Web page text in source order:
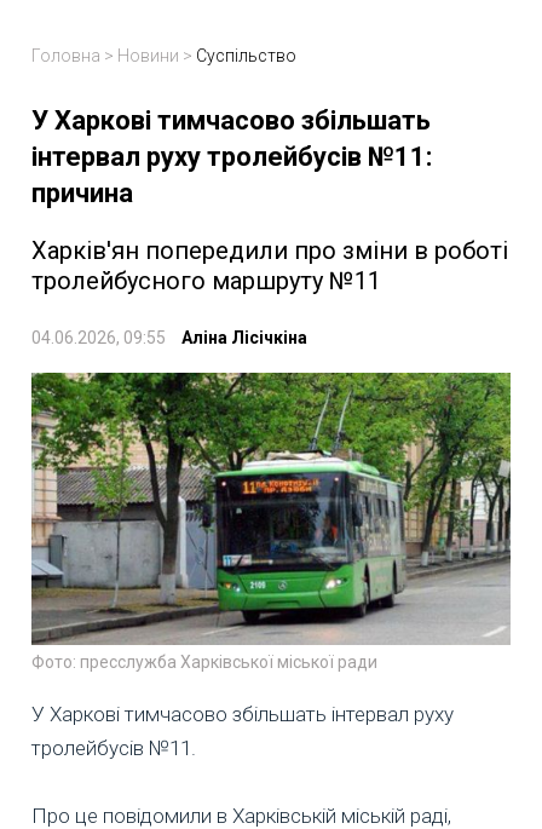
Головна > Новини > Суспільство
У Харкові тимчасово збільшать
інтервал руху тролейбусів №11:
причина
Харків'ян попередили про зміни в роботі
тролейбусного маршруту №11
04.06.2026, 09:55 Аліна Лісічкіна
Фото: пресслужба Харківської міської ради
У Харкові тимчасово збільшать інтервал руху
тролейбусів №11.
Про це повідомили в Харківській міській раді,